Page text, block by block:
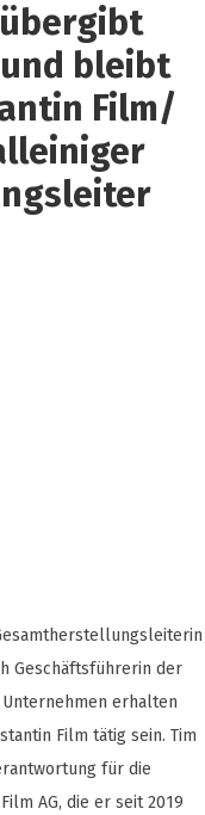
bleibt
Film/
Geschäftsführerin der
erhalten
Film tätig sein. Tim
für die
AG, die er seit 2019